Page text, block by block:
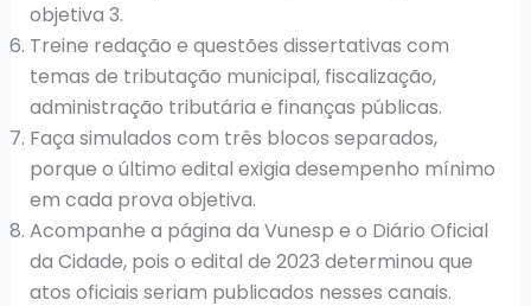
objetiva 3.
Treine redação e questões dissertativas com
temas de tributação municipal, fiscalização,
administração tributária e finanças públicas.
Faça simulados com três blocos separados,
porque o último edital exigia desempenho mínimo
em cada prova objetiva.
Acompanhe a página da Vunesp e o Diário Oficial
da Cidade, pois o edital de 2023 determinou que
atos oficiais seriam publicados nesses canais.